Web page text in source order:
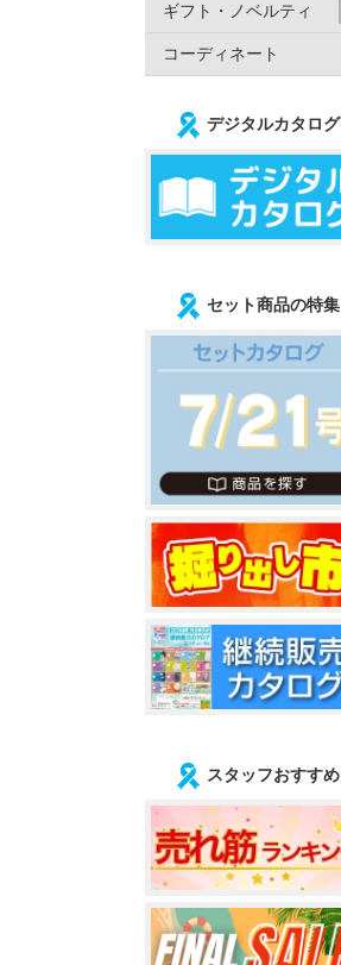
ギフト・ノベルティ
コーディネート
デジタルカタログ
セット商品の特集
スタッフおすすめ